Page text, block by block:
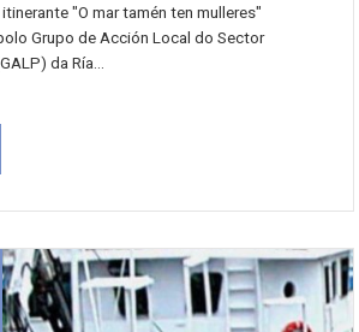
"O mar tamén ten mulleres"
Grupo de Acción Local do Sector
da Ría…